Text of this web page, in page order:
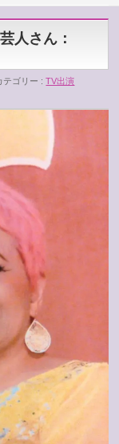
芸人さん：
テゴリー :TV出演